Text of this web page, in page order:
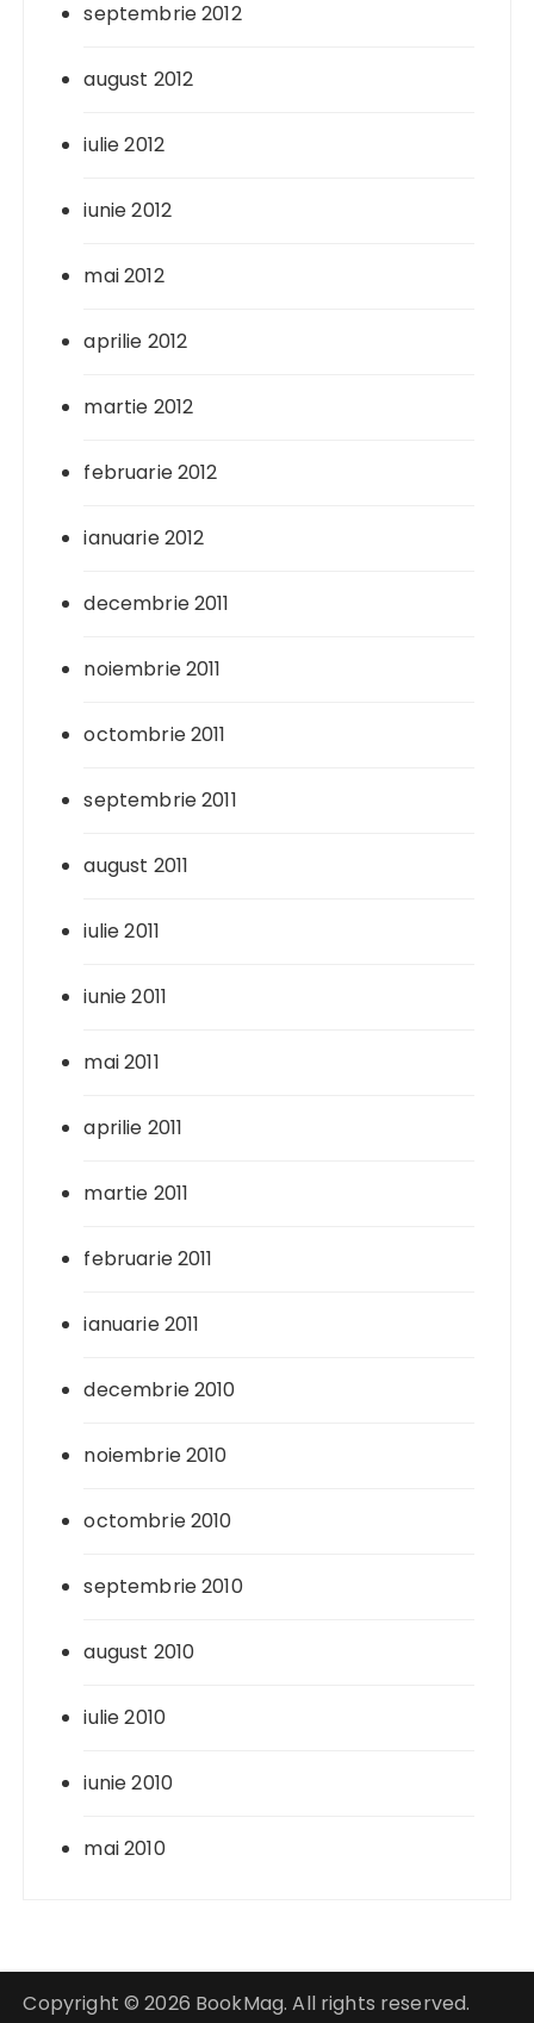
septembrie 2012
august 2012
iulie 2012
iunie 2012
mai 2012
aprilie 2012
martie 2012
februarie 2012
ianuarie 2012
decembrie 2011
noiembrie 2011
octombrie 2011
septembrie 2011
august 2011
iulie 2011
iunie 2011
mai 2011
aprilie 2011
martie 2011
februarie 2011
ianuarie 2011
decembrie 2010
noiembrie 2010
octombrie 2010
septembrie 2010
august 2010
iulie 2010
iunie 2010
mai 2010
Copyright © 2026 BookMag. All rights reserved.